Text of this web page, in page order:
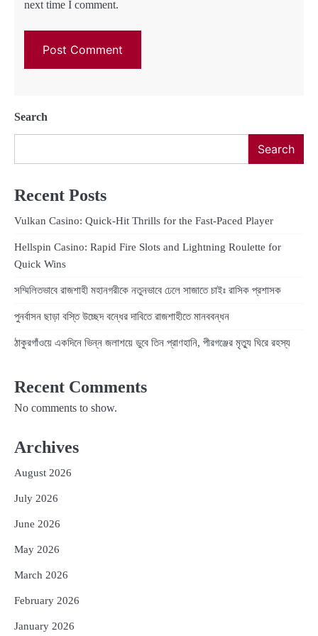
next time I comment.
Search
Search
Recent Posts
Vulkan Casino: Quick‑Hit Thrills for the Fast‑Paced Player
Hellspin Casino: Rapid Fire Slots and Lightning Roulette for
Quick Wins
সম্মিলিতভাবে রাজশাহী মহানগরীকে নতুনভাবে ঢেলে সাজাতে চাইঃ রাসিক প্রশাসক
পুনর্বাসন ছাড়া বস্তি উচ্ছেদ বন্ধের দাবিতে রাজশাহীতে মানববন্ধন
ঠাকুরগাঁওয়ে একদিনে ভিন্ন জলাশয়ে ডুবে তিন প্রাণহানি, পীরগঞ্জের মৃত্যু ঘিরে রহস্য
Recent Comments
No comments to show.
Archives
August 2026
July 2026
June 2026
May 2026
March 2026
February 2026
January 2026